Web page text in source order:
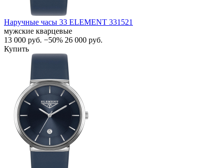
Наручные часы 33 ELEMENT 331521
мужские кварцевые
13 000 руб. −50% 26 000 руб.
Купить